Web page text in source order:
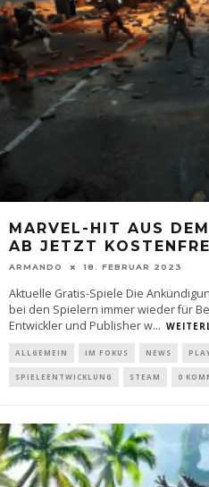
MARVEL-HIT AUS
AB JETZT
ARMANDO 18. FEBRUAR 2023
Aktuelle Gratis-Spiele Die
bei den Spielern immer wieder für
Entwickler und Publisher w...
ALLGEMEIN IM FOKUS NEWS
SPIELEENTWICKLUNG STEAM 0